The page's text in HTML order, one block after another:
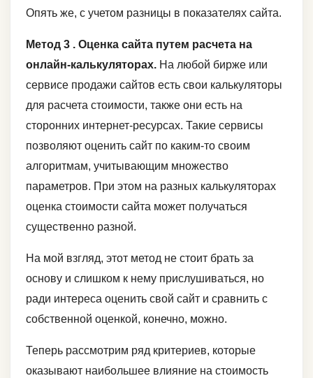
Опять же, с учетом разницы в показателях сайта.
Метод 3 . Оценка сайта путем расчета на
онлайн-калькуляторах. На любой бирже или
сервисе продажи сайтов есть свои калькуляторы
для расчета стоимости, также они есть на
сторонних интернет-ресурсах. Такие сервисы
позволяют оценить сайт по каким-то своим
алгоритмам, учитывающим множество
параметров. При этом на разных калькуляторах
оценка стоимости сайта может получаться
существенно разной.
На мой взгляд, этот метод не стоит брать за
основу и слишком к нему прислушиваться, но
ради интереса оценить свой сайт и сравнить с
собственной оценкой, конечно, можно.
Теперь рассмотрим ряд критериев, которые
оказывают наибольшее влияние на стоимость